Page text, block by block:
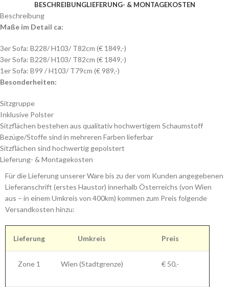
BESCHREIBUNGLIEFERUNG- & MONTAGEKOSTEN
Beschreibung
Maße im Detail ca:
3er Sofa: B228/ H103/ T82cm (€ 1849,-)
3er Sofa: B228/ H103/ T82cm (€ 1849,-)
1er Sofa: B99 / H103/ T79cm (€ 989,-)
Besonderheiten:
Sitzgruppe
Inklusive Polster
Sitzflächen bestehen aus qualitativ hochwertigem Schaumstoff
Bezüge/Stoffe sind in mehreren Farben lieferbar
Sitzflächen sind hochwertig gepolstert
Lieferung- & Montagekosten
Für die Lieferung unserer Ware bis zu der vom Kunden angegebenen
Lieferanschrift (erstes Haustor) innerhalb Österreichs (von Wien
aus – in einem Umkreis von 400km) kommen zum Preis folgende
Versandkosten hinzu:
Lieferung Umkreis Preis
Zone 1 Wien (Stadtgrenze) € 50,-